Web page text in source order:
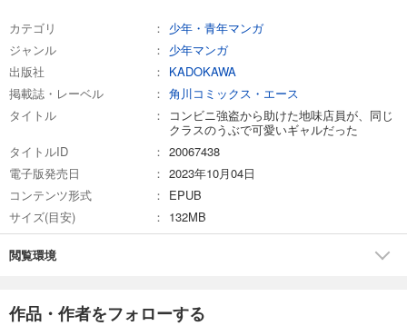
カテゴリ
少年・青年マンガ
ジャンル
少年マンガ
出版社
KADOKAWA
掲載誌・レーベル
角川コミックス・エース
タイトル
コンビニ強盗から助けた地味店員が、同じ
クラスのうぶで可愛いギャルだった
タイトルID
20067438
電子版発売日
2023年10月04日
コンテンツ形式
EPUB
サイズ(目安)
132MB
閲覧環境
作品・作者をフォローする